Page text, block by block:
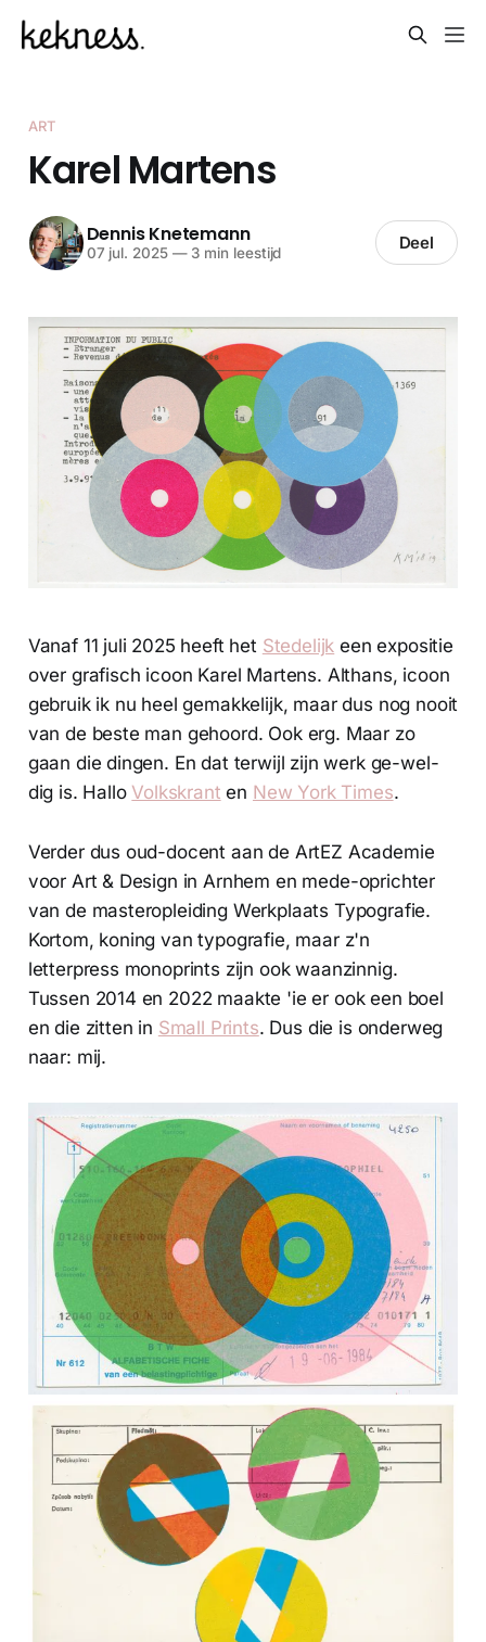
ART
Karel Martens
Dennis Knetemann
07 jul. 2025 —3 min leestijd Deel
Vanaf 11 juli 2025 heeft het Stedelijk een expositie
over grafisch icoon Karel Martens. Althans, icoon
gebruik ik nu heel gemakkelijk, maar dus nog nooit
van de beste man gehoord. Ook erg. Maar zo
gaan die dingen. En dat terwijl zijn werk ge-wel-
dig is. Hallo Volkskrant en New York Times.
Verder dus oud-docent aan de ArtEZ Academie
voor Art & Design in Arnhem en mede-oprichter
van de masteropleiding Werkplaats Typografie.
Kortom, koning van typografie, maar z'n
letterpress monoprints zijn ook waanzinnig.
Tussen 2014 en 2022 maakte 'ie er ook een boel
en die zitten in Small Prints. Dus die is onderweg
naar: mij.